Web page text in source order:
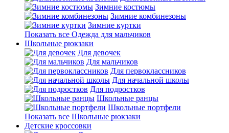
Зимние костюмы
Зимние комбинезоны
Зимние куртки
Показать все Одежда для мальчиков
Школьные рюкзаки
Для девочек
Для мальчиков
Для первоклассников
Для начальной школы
Для подростков
Школьные ранцы
Школьные портфели
Показать все Школьные рюкзаки
Детские кроссовки